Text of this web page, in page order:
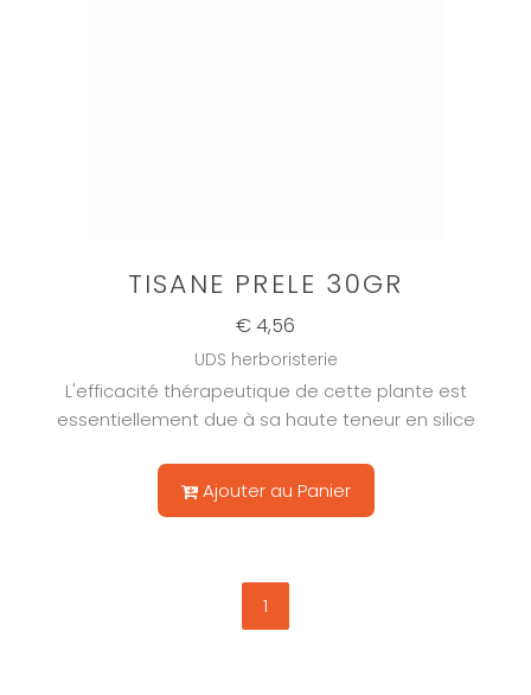
TISANE PRELE 30GR
€ 4,56
UDS herboristerie
L'efficacité thérapeutique de cette plante est
essentiellement due à sa haute teneur en silice
Ajouter au Panier
1